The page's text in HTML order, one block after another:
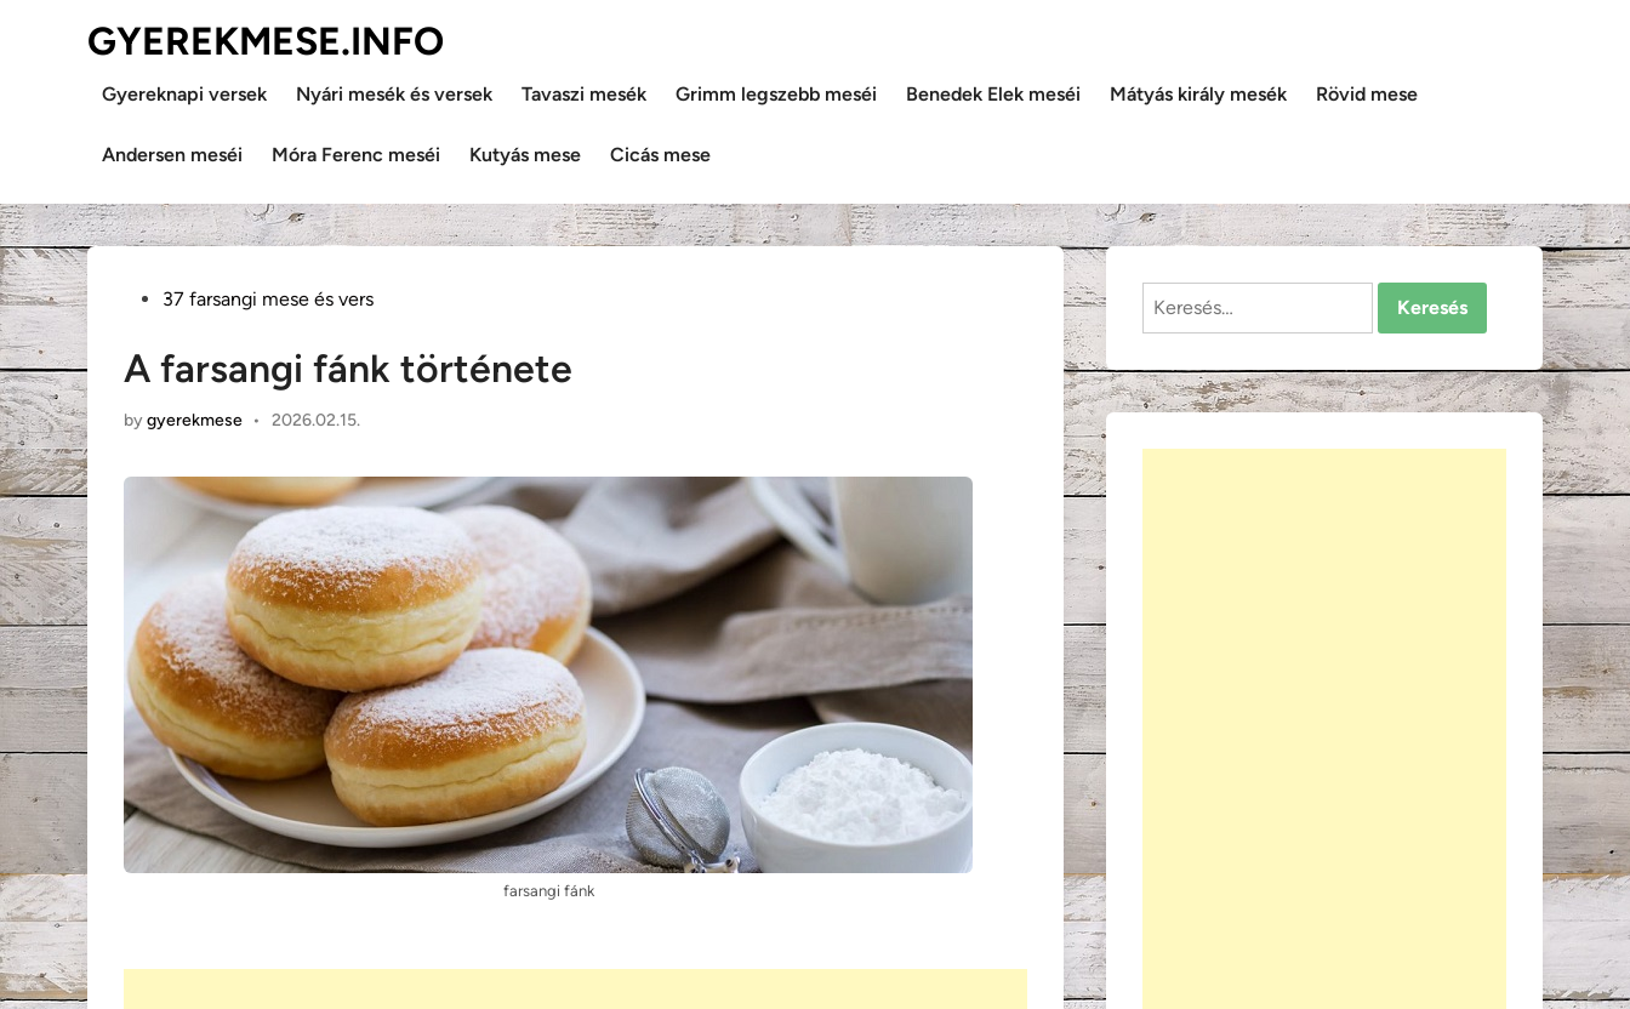
GYEREKMESE.INFO
Gyereknapi versek Nyári mesék és versek Tavaszi mesék Grimm legszebb meséi Benedek Elek meséi Mátyás király mesék Rövid mese
Andersen meséi Móra Ferenc meséi Kutyás mese Cicás mese
Posted37 farsangi mese és vers
A farsangi fánk története
bygyerekmese • 2026.02.15.
farsangi fánk
Keresés: